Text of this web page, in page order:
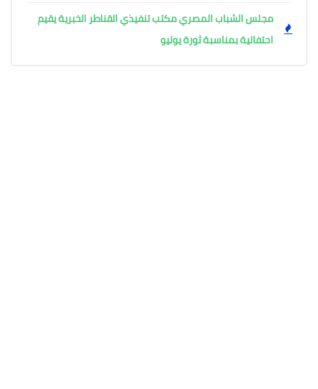
مجلس الشباب المصري مكتب تنفيذي القناطر الخبرية يقيم
احتفالية بمناسبة ثورة يوليو